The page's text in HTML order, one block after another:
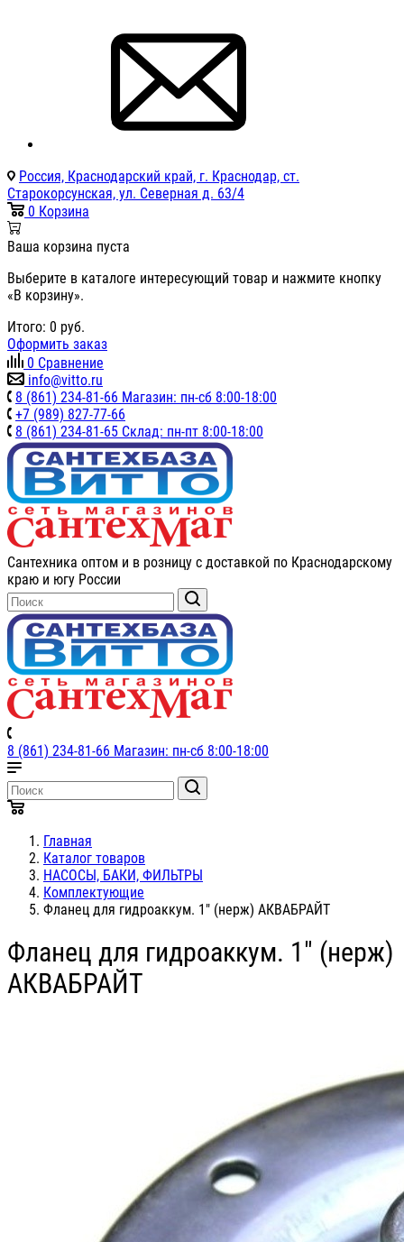
Россия, Краснодарский край, г. Краснодар, ст.
Старокорсунская, ул. Северная д. 63/4
0 Корзина
Ваша корзина пуста
Выберите в каталоге интересующий товар и нажмите кнопку
«В корзину».
Итого: 0 руб.
Оформить заказ
0 Сравнение
info@vitto.ru
8 (861) 234-81-66 Магазин: пн-сб 8:00-18:00
+7 (989) 827-77-66
8 (861) 234-81-65 Склад: пн-пт 8:00-18:00
Сантехника оптом и в розницу с доставкой по Краснодарскому
краю и югу России
8 (861) 234-81-66 Магазин: пн-сб 8:00-18:00
Главная
Каталог товаров
НАСОСЫ, БАКИ, ФИЛЬТРЫ
Комплектующие
Фланец для гидроаккум. 1" (нерж) АКВАБРАЙТ
Фланец для гидроаккум. 1" (нерж)
АКВАБРАЙТ